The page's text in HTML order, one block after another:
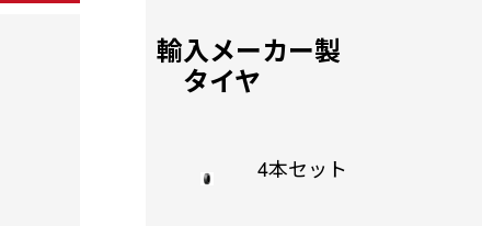
輸入メーカー製
タイヤ
4本セット